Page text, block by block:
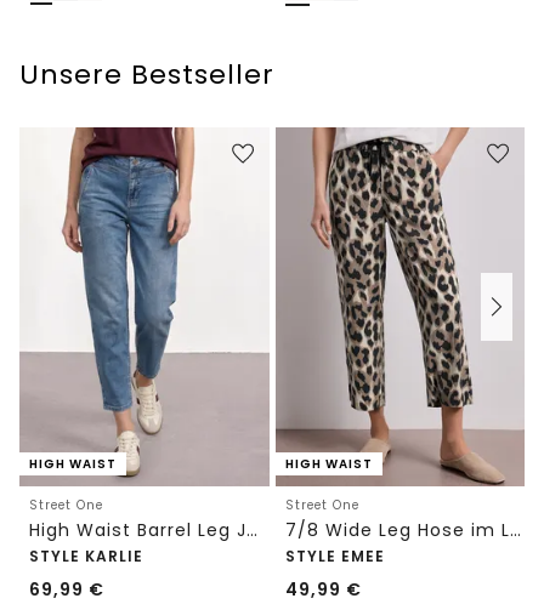
Unsere Bestseller
HIGH WAIST
Street One
High Waist Barrel Leg Jeans im Loose Fit
STYLE KARLIE
69,99 €
HIGH WAIST
Street One
7/8 Wide Leg Hose im Loose Fit mit Print
STYLE EMEE
49,99 €